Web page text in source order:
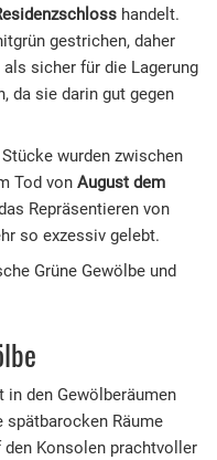
handelt.
gestrichen, daher
sicher für die Lagerung
da sie darin gut gegen
wurden zwischen
Tod von August dem
Repräsentieren von
so exzessiv gelebt.
Grüne Gewölbe und
in den Gewölberäumen
spätbarocken Räume
den Konsolen prachtvoller